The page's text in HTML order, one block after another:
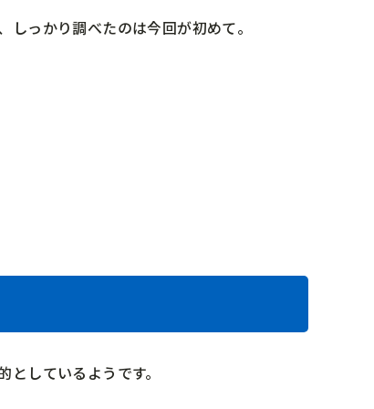
っかり調べたのは今回が初めて。
しているようです。